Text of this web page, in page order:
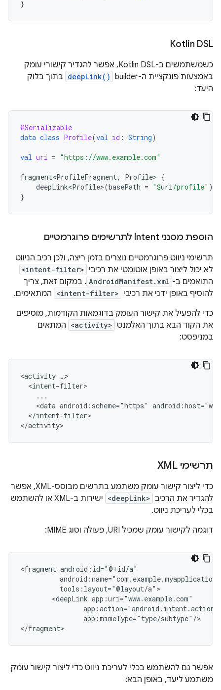
}
Kotlin DSL
כשמשתמשים ב-Kotlin DSL, אפשר להגדיר קישורי עומק
באמצעות פונקציית ה-builder‏
deepLink() בתוך בלוק
היעד:
@Serializable
data class Profile(val id : String)
val uri = "https://www.example.com"
fragment<ProfileFragment, Profile> {
deepLink<Profile>(basePath = "$uri/profile" )
}
הוספת מסנני Intent לתרשימים פרוגרמטיים
תרשימי ניווט פרוגרמטיים נוצרים בזמן ריצה, ולכן רכיב הניווט
לא יכול ליצור באופן אוטומטי את רכיבי <intent-filter>
התואמים ב- AndroidManifest.xml . במקום זאת, צריך
להוסיף באופן ידני את רכיבי <intent-filter> המתאימים.
כדי להפעיל את קישור העומק בדוגמאות הקודמות, מוסיפים
את הקוד הבא בתוך האלמנט <activity> המתאים
במניפסט:
<activity
<data android:scheme="https"
</intent-filter>
תרשימי XML
כדי ליצור קישור עומק משתמע בתרשים מבוסס-XML, אפשר
להגדיר את הרכיב <deepLink>
ישירות ב-XML או להשתמש
בכלי לעריכת ניווט.
דוגמה לקישור עומק שמכיל URI, פעולה וסוג MIME:
<fragment
<deepLink
app:mimeType="type/subtype"/>
אפשר גם להשתמש בכלי לעריכת ניווט כדי ליצור קישור עומק
משתמע ליעד, באופן הבא: